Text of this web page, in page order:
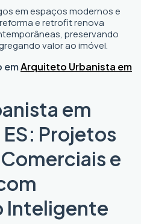
em espaços modernos e
e retrofit renova
preservando
valor ao imóvel.
emArquiteto Urbanista em
em
Projetos
e
Inteligente